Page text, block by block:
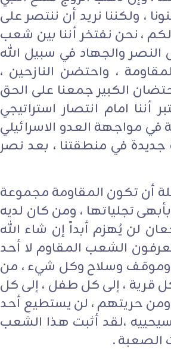
، ولكننا نريد أن ننتصر على
لكم ، نحن نفتخر أننا بين شعب
والجهاد في سبيل الله
، واحتضن النازحين ،
الكبير جمعنا على الحق
أننا امام انتصار استراتيجي
مواجهة العدو الاسرائيلي
جديدة في منطقتنا ، بعد نصر
أن تكون المقاومة مجموعة
تجلياتها ، ومن كان لديه
لن يُهزم أبداً إن شاء الله
الشعب المقاوم لا أحد
وموقف وسلاح وكل شيء ، من
قرية ، إلى كل طفل ، إلى كل
حريتهم ، لن يستطيع أحد
،لقد أثبت هذا الشعب
الصعبة .